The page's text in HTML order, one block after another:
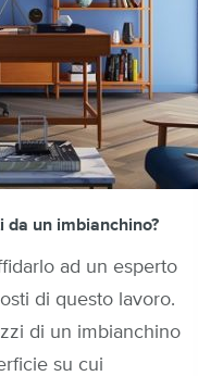
da un imbianchino?
ad un esperto
di questo lavoro.
di un imbianchino
su cui